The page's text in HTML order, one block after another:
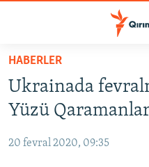
Esas
qaytmaq
Baş
qaytmaq
HABERLER
İQTİSADİYAT
CEMİYET
HABERLER
Ukrainada
Yüzü
20 fevral 2020, 09:35